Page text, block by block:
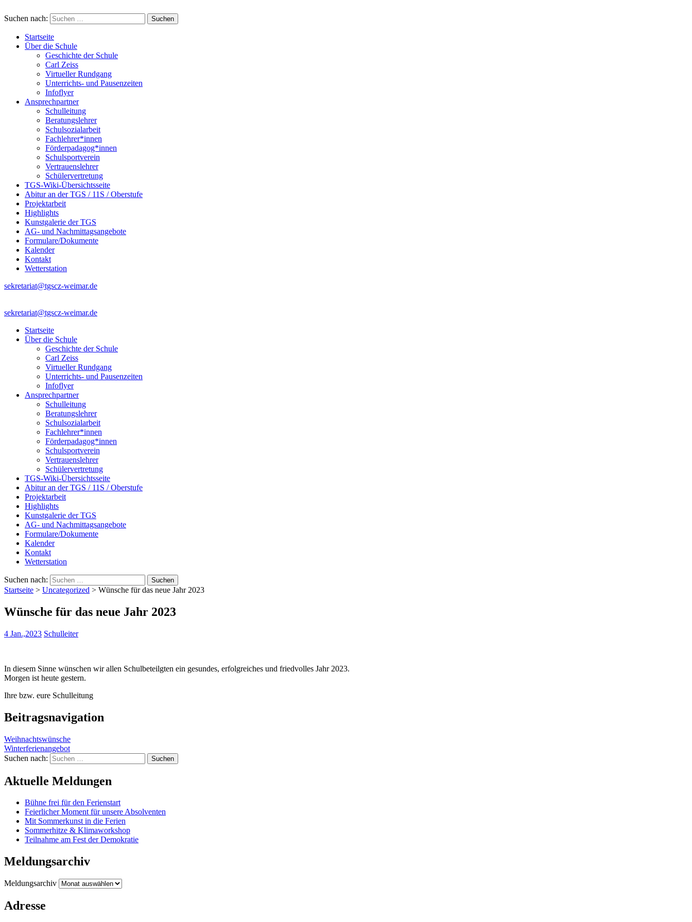
Suchen nach:
Startseite
Über die Schule
Geschichte der Schule
Carl Zeiss
Virtueller Rundgang
Unterrichts- und Pausenzeiten
Infoflyer
Ansprechpartner
Schulleitung
Beratungslehrer
Schulsozialarbeit
Fachlehrer*innen
Förderpadagog*innen
Schulsportverein
Vertrauenslehrer
Schülervertretung
TGS-Wiki-Übersichtsseite
Abitur an der TGS / 11S / Oberstufe
Projektarbeit
Highlights
Kunstgalerie der TGS
AG- und Nachmittagsangebote
Formulare/Dokumente
Kalender
Kontakt
Wetterstation
sekretariat@tgscz-weimar.de
sekretariat@tgscz-weimar.de
Startseite
Über die Schule
Geschichte der Schule
Carl Zeiss
Virtueller Rundgang
Unterrichts- und Pausenzeiten
Infoflyer
Ansprechpartner
Schulleitung
Beratungslehrer
Schulsozialarbeit
Fachlehrer*innen
Förderpadagog*innen
Schulsportverein
Vertrauenslehrer
Schülervertretung
TGS-Wiki-Übersichtsseite
Abitur an der TGS / 11S / Oberstufe
Projektarbeit
Highlights
Kunstgalerie der TGS
AG- und Nachmittagsangebote
Formulare/Dokumente
Kalender
Kontakt
Wetterstation
Suchen nach:
Startseite > Uncategorized > Wünsche für das neue Jahr 2023
Wünsche für das neue Jahr 2023
4 Jan.,2023 Schulleiter
In diesem Sinne wünschen wir allen Schulbeteilgten ein gesundes, erfolgreiches und friedvolles Jahr 2023.
Morgen ist heute gestern.
Ihre bzw. eure Schulleitung
Beitragsnavigation
Weihnachtswünsche
Winterferienangebot
Suchen nach:
Aktuelle Meldungen
Bühne frei für den Ferienstart
Feierlicher Moment für unsere Absolventen
Mit Sommerkunst in die Ferien
Sommerhitze & Klimaworkshop
Teilnahme am Fest der Demokratie
Meldungsarchiv
Meldungsarchiv
Adresse